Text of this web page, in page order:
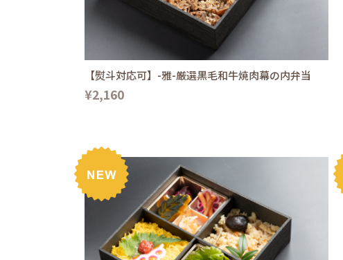
【熨斗対応可】-雅-厳選黒毛和牛焼肉幕の内弁当
¥2,160